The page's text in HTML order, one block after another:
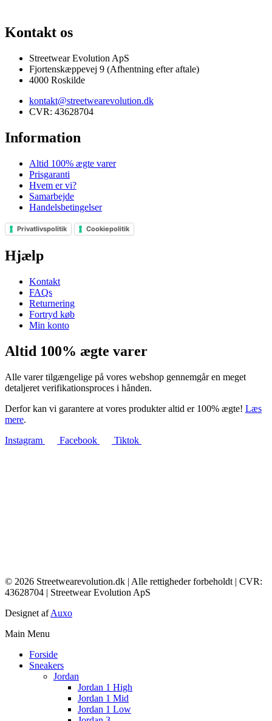
Kontakt os
Streetwear Evolution ApS
Fjortenskæppevej 9 (Afhentning efter aftale)
4000 Roskilde
kontakt@streetwearevolution.dk
CVR: 43628704
Information
Altid 100% ægte varer
Prisgaranti
Hvem er vi?
Samarbejde
Handelsbetingelser
Privatlivspolitik Cookiepolitik
Hjælp
Kontakt
FAQs
Returnering
Fortryd køb
Min konto
Altid 100% ægte varer
Alle varer tilgængelige på vores webshop gennemgår en meget
detaljeret verifikationsproces i hånden.
Derfor kan vi garantere at vores produkter altid er 100% ægte! Læs
mere.
Instagram
Facebook Tiktok
© 2026 Streetwearevolution.dk | Alle rettigheder forbeholdt | CVR:
43628704 | Streetwear Evolution ApS
Designet afAuxo
Main Menu
Forside
Sneakers
Jordan
Jordan 1 High
Jordan 1 Mid
Jordan 1 Low